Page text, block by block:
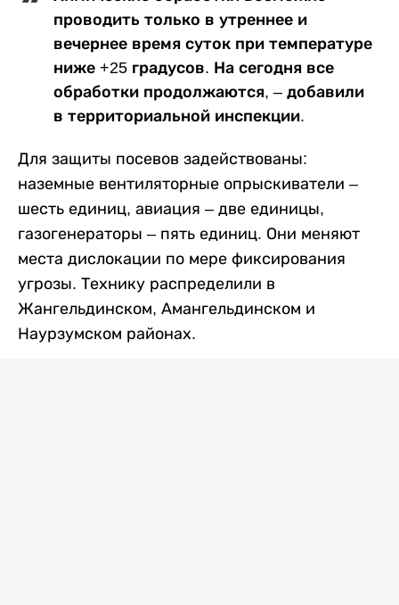
проводить только в утреннее и
вечернее время суток при температуре
ниже +25 градусов. На сегодня все
обработки продолжаются, – добавили
в территориальной инспекции.
Для защиты посевов задействованы:
наземные вентиляторные опрыскиватели –
шесть единиц, авиация – две единицы,
газогенераторы – пять единиц. Они меняют
места дислокации по мере фиксирования
угрозы. Технику распределили в
Жангельдинском, Амангельдинском и
Наурзумском районах.